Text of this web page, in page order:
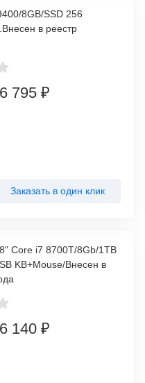
8GB/SSD 256
в реестр
795 ₽
Заказать в один клик
Core i7 8700T/8Gb/1TB
KB+Mouse/Внесен в
140 ₽